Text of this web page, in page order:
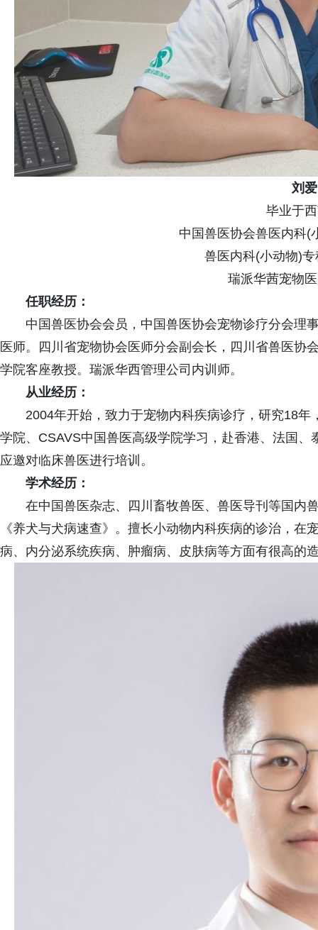
刘
毕业于
中国兽医协会兽医内科(
兽医内科(小动物)
瑞派华茜宠物
任职经历：
中国兽医协会会员，中国兽医协会宠物诊疗分会理
医师。四川省宠物协会医师分会副会长，四川省兽医协
学院客座教授。瑞派华西管理公司内训师。
从业经历：
2004年开始，致力于宠物内科疾病诊疗，研究18
学院、CSAVS中国兽医高级学院学习，赴香港、法国
应邀对临床兽医进行培训。
学术经历：
在中国兽医杂志、四川畜牧兽医、兽医导刊等国内
《养犬与犬病速查》。擅长小动物内科疾病的诊治，
病、内分泌系统疾病、肿瘤病、皮肤病等方面有很高的